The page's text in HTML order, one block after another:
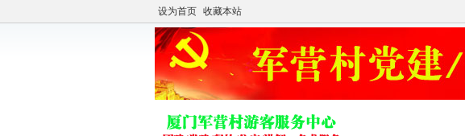
设为首页 收藏本站